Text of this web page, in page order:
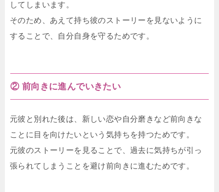
してしまいます。
そのため、あえて持ち彼のストーリーを見ないように
することで、自分自身を守るためです。
② 前向きに進んでいきたい
元彼と別れた後は、新しい恋や自分磨きなど前向きな
ことに目を向けたいという気持ちを持つためです。
元彼のストーリーを見ることで、過去に気持ちが引っ
張られてしまうことを避け前向きに進むためです。